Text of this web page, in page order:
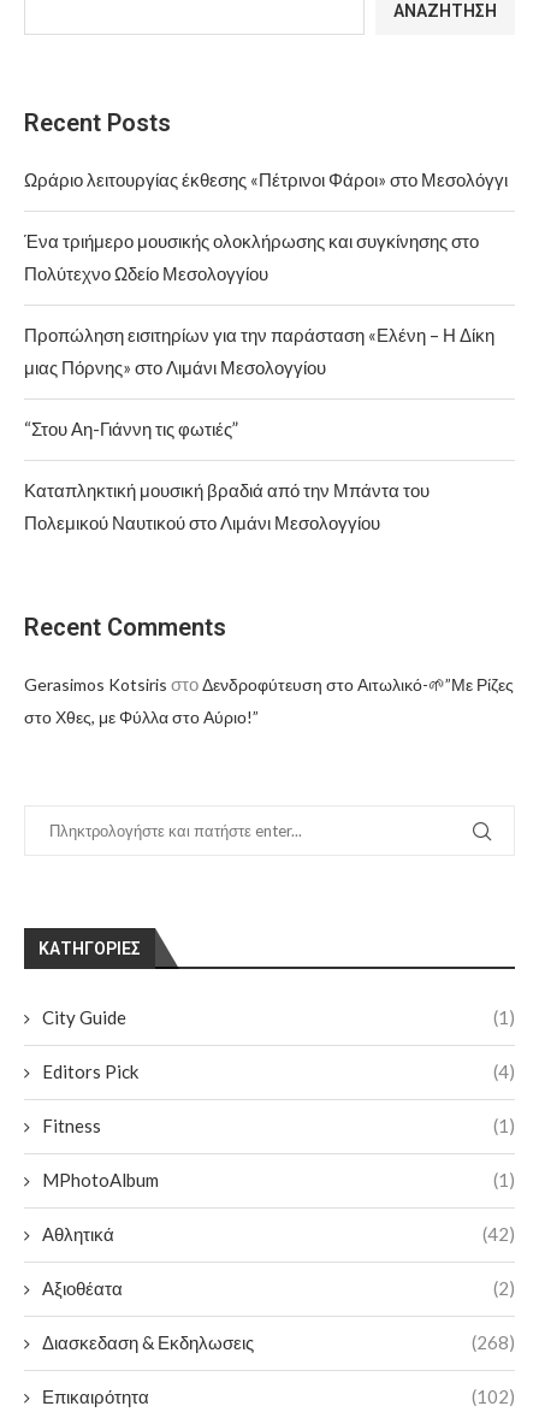
ΑΝΑΖΉΤΗΣΗ
Recent Posts
Ωράριο λειτουργίας έκθεσης «Πέτρινοι Φάροι» στο Μεσολόγγι
Ένα τριήμερο μουσικής ολοκλήρωσης και συγκίνησης στο
Πολύτεχνο Ωδείο Μεσολογγίου
Προπώληση εισιτηρίων για την παράσταση «Ελένη – Η Δίκη
μιας Πόρνης» στο Λιμάνι Μεσολογγίου
“Στου Αη-Γιάννη τις φωτιές”
Καταπληκτική μουσική βραδιά από την Μπάντα του
Πολεμικού Ναυτικού στο Λιμάνι Μεσολογγίου
Recent Comments
Gerasimos Kotsiris στοΔενδροφύτευση στο Αιτωλικό-🌱”Με Ρίζες
στο Χθες, με Φύλλα στο Αύριο!”
KΑΤΗΓΟΡΊΕΣ
City Guide (1)
Editors Pick (4)
Fitness (1)
MPhotoAlbum (1)
Αθλητικά (42)
Αξιοθέατα (2)
Διασκεδαση & Εκδηλωσεις (268)
Επικαιρότητα (102)